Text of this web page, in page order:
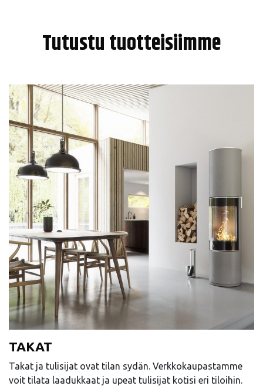
Tutustu tuotteisiimme
TAKAT
Takat ja tulisijat ovat tilan sydän. Verkkokaupastamme
voit tilata laadukkaat ja upeat tulisijat kotisi eri tiloihin.